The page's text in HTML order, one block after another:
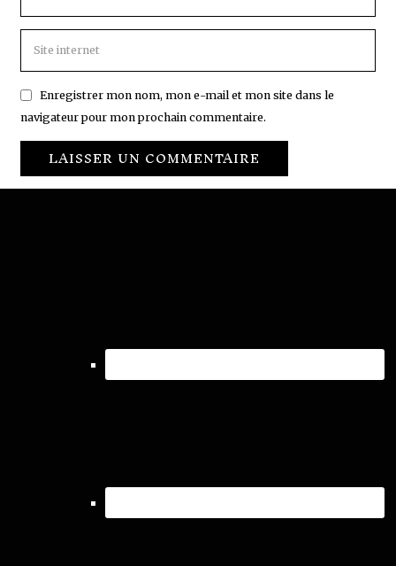
Enregistrer mon nom, mon e-mail et mon site dans le
navigateur pour mon prochain commentaire.